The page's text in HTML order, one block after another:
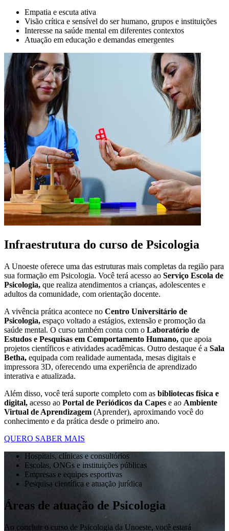
Empatia e escuta ativa
Visão crítica e sensível do ser humano, grupos e instituições
Interesse na saúde mental em diferentes contextos
Atuação em educação e demandas emergentes
Infraestrutura do curso de Psicologia
A Unoeste oferece uma das estruturas mais completas da região para
sua formação em Psicologia. Você terá acesso ao Serviço Escola de
Psicologia, que realiza atendimentos a crianças, adolescentes e
adultos da comunidade, com orientação docente.
A vivência prática acontece no Centro Universitário de
Psicologia, espaço voltado a estágios, extensão e promoção da
saúde mental. O curso também conta com o Laboratório de
Estudos e Pesquisas em Comportamento Humano, que apoia
projetos científicos e atividades acadêmicas. Outro destaque é a Sala
Betha, equipada com realidade aumentada, mesas digitais e
impressora 3D, oferecendo uma experiência de aprendizado
interativa e atualizada.
Além disso, você terá suporte completo com as bibliotecas física e
digital, acesso ao Portal de Periódicos da Capes e ao Ambiente
Virtual de Aprendizagem (Aprender), aproximando você do
conhecimento e da prática desde o primeiro ano.
QUERO SABER MAIS
Hospitais, clínicas e consultórios
Escolas, ONGs e instituições públicas
Empresas e equipes esportivas
Pesquisa científica e atuação jurídica
Áreas de atuação de Psicologia
Ao concluir o curso de Psicologia da Unoeste, você estará